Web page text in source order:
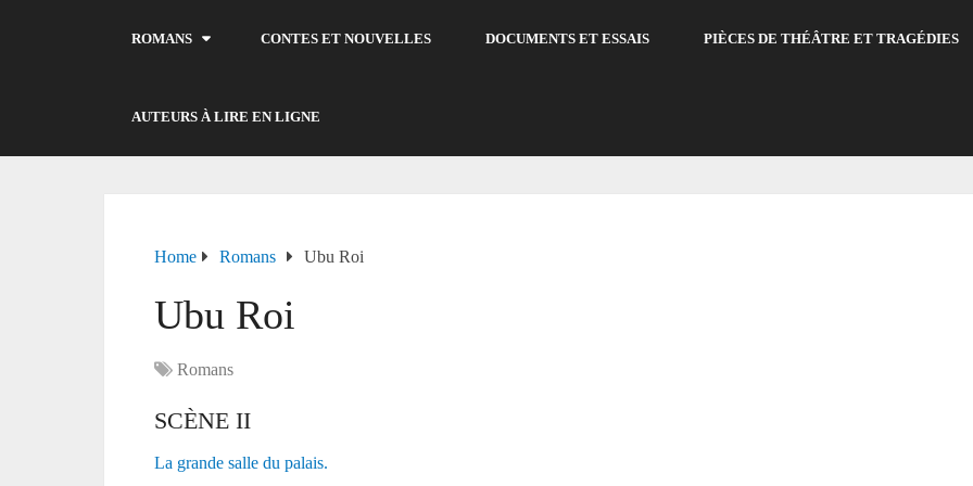
ROMANS CONTES ET NOUVELLES DOCUMENTS ET ESSAIS PIÈCES DE THÉÂTRE ET TRAGÉDIES
AUTEURS À LIRE EN LIGNE
Home Romans Ubu Roi
Ubu Roi
Romans
SCÈNE II
La grande salle du palais.